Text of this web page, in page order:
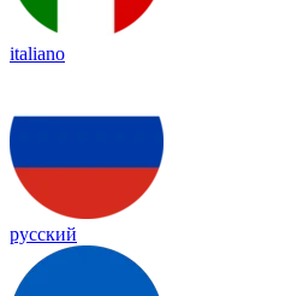
italiano
русский